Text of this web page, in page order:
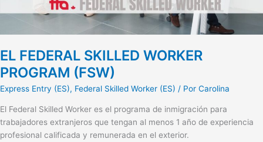
EL FEDERAL SKILLED WORKER
PROGRAM (FSW)
Express Entry (ES), Federal Skilled Worker (ES) / Por Carolina
El Federal Skilled Worker es el programa de inmigración para
trabajadores extranjeros que tengan al menos 1 año de experiencia
profesional calificada y remunerada en el exterior.